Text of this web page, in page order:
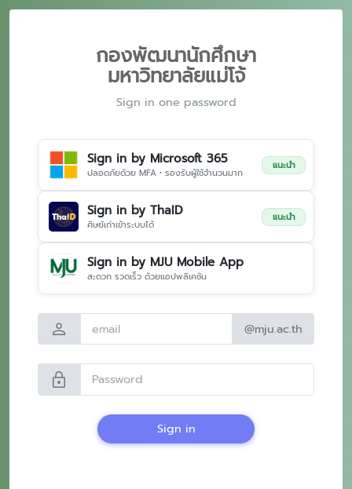
กองพัฒนานักศึกษา
มหาวิทยาลัยแม่โจ้
Sign in one password
Sign in by Microsoft 365
ปลอดภัยด้วย MFA • รองรับผู้ใช้จำนวนมาก
แนะนำ
Sign in by ThaID
ศิษย์เก่าเข้าระบบได้
แนะนำ
Sign in by MJU Mobile App
สะดวก รวดเร็ว ด้วยแอปพลิเคชัน
person @mju.ac.th
lock
Sign in